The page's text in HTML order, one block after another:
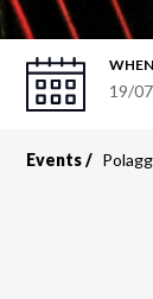
WHEN
19/
Events